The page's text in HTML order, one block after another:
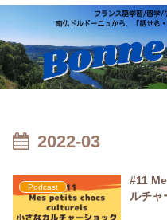
2022-03
Podcast
#11
ルチャ